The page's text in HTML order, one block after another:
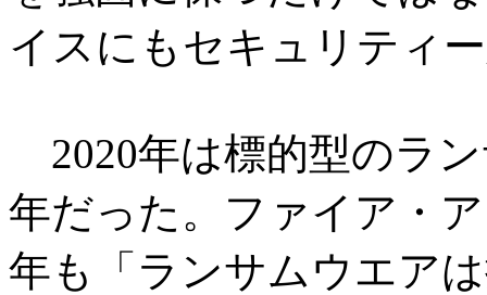
イスにもセキュリティ
2020年は標的型のラ
年だった。ファイア・
年も「ランサムウエア